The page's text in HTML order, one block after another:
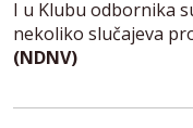
I u Klubu odbornika
nekoliko slučajeva
(NDNV)